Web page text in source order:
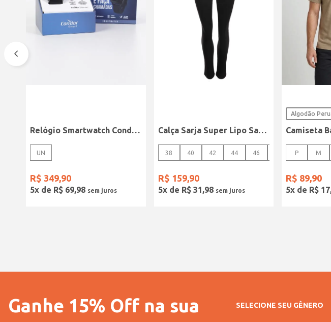
Relógio Smartwatch Condor PRETO
UN
R$ 349,90
5x de R$ 69,98
Calça Sarja Super Lipo Sawary Feminina Preto
38 40 42 44 46
R$ 159,90
5x de R$ 31,98
Algodão
P M
R$ 89,90
5x de R$ 17
Ganhe 15% Off na sua
SELECIONE SEU GÊNERO